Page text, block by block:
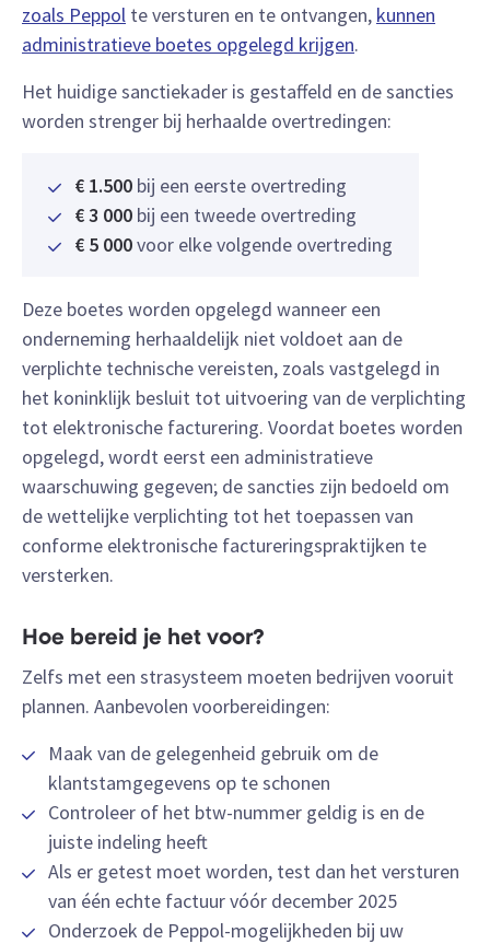
zoals Peppol te versturen en te ontvangen, kunnen
administratieve boetes opgelegd krijgen.
Het huidige sanctiekader is gestaffeld en de sancties
worden strenger bij herhaalde overtredingen:
€ 1.500 bij een eerste overtreding
€ 3 000 bij een tweede overtreding
€ 5 000voor elke volgende overtreding
Deze boetes worden opgelegd wanneer een
onderneming herhaaldelijk niet voldoet aan de
verplichte technische vereisten, zoals vastgelegd in
het koninklijk besluit tot uitvoering van de verplichting
tot elektronische facturering. Voordat boetes worden
opgelegd, wordt eerst een administratieve
waarschuwing gegeven; de sancties zijn bedoeld om
de wettelijke verplichting tot het toepassen van
conforme elektronische factureringspraktijken te
versterken.
Hoe bereid je het voor?
Zelfs met een strasysteem moeten bedrijven vooruit
plannen. Aanbevolen voorbereidingen:
Maak van de gelegenheid gebruik om de
klantstamgegevens op te schonen
Controleer of het btw-nummer geldig is en de
juiste indeling heeft
Als er getest moet worden, test dan het versturen
van één echte factuur vóór december 2025
Onderzoek de Peppol-mogelijkheden bij uw